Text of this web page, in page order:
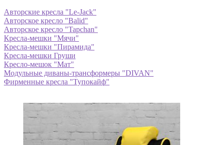
Авторские кресла "Le-Jack"
Авторское кресло "Balid"
Авторское кресло "Tapchan"
Кресла-мешки "Мячи"
Кресла-мешки "Пирамида"
Кресла-мешки Груши
Кресло-мешок "Мат"
Модульные диваны-трансформеры "DIVAN"
Фирменные кресла "Тупокайф"